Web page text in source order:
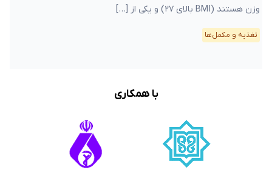
وزن هستند (BMI بالای ۲۷) و یکی از […]
تغذیه و مکمل‌ها
با همکاری